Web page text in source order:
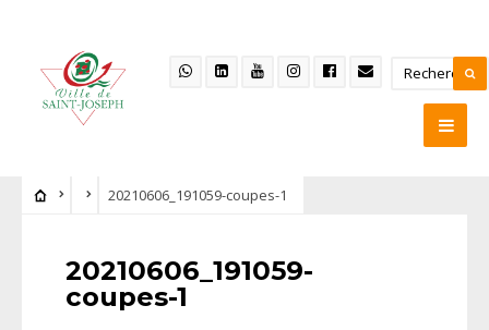
20210606_191059-coupes-1
20210606_191059-
coupes-1